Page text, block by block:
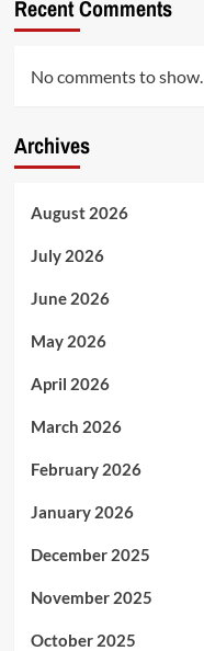
Recent Comments
No comments to show.
Archives
August 2026
July 2026
June 2026
May 2026
April 2026
March 2026
February 2026
January 2026
December 2025
November 2025
October 2025